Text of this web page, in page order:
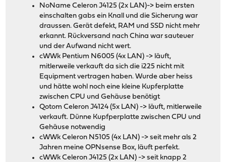
NoName Celeron J4125 (2x LAN)-> beim ersten
einschalten gabs ein Knall und die Sicherung war
draussen. Gerät defekt, RAM und SSD nicht mehr
erkannt. Rückversand nach China war sauteuer
und der Aufwand nicht wert.
cWWk Pentium N6005 (4x LAN) -> läuft,
mitlerweile verkauft da sich die i225 nicht mit
Equipment vertragen haben. Wurde aber heiss
und hätte wohl noch eine kleine Kupferplatte
zwischen CPU und Gehäuse benötigt
Qotom Celeron J4124 (5x LAN) -> läuft, mitlerweile
verkauft. Dünne Kupfperplatte zwischen CPU und
Gehäuse notwendig
cWWk Celeron N5105 (4x LAN) -> seit mehr als 2
Jahren meine OPNsense Box, läuft perfekt.
cWWk Celeron J4125 (2x LAN) -> seit knapp 2